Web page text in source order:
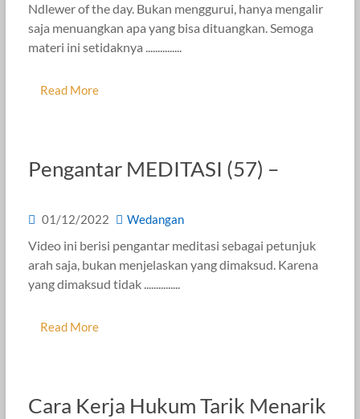
Ndlewer of the day. Bukan menggurui, hanya mengalir
saja menuangkan apa yang bisa dituangkan. Semoga
materi ini setidaknya ...............
Read More
Pengantar MEDITASI (57) –
01/12/2022 Wedangan
Video ini berisi pengantar meditasi sebagai petunjuk
arah saja, bukan menjelaskan yang dimaksud. Karena
yang dimaksud tidak ...............
Read More
Cara Kerja Hukum Tarik Menarik